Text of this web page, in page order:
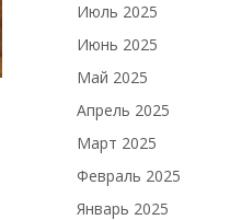
Июль 2025
Июнь 2025
Май 2025
Апрель 2025
Март 2025
Февраль 2025
Январь 2025